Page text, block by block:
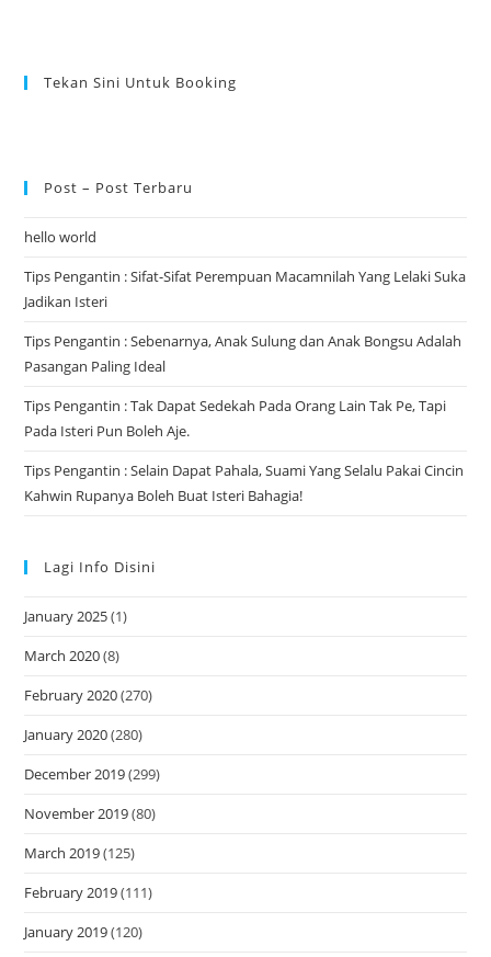
Tekan Sini Untuk Booking
Post – Post Terbaru
hello world
Tips Pengantin : Sifat-Sifat Perempuan Macamnilah Yang Lelaki Suka
Jadikan Isteri
Tips Pengantin : Sebenarnya, Anak Sulung dan Anak Bongsu Adalah
Pasangan Paling Ideal
Tips Pengantin : Tak Dapat Sedekah Pada Orang Lain Tak Pe, Tapi
Pada Isteri Pun Boleh Aje.
Tips Pengantin : Selain Dapat Pahala, Suami Yang Selalu Pakai Cincin
Kahwin Rupanya Boleh Buat Isteri Bahagia!
Lagi Info Disini
January 2025(1)
March 2020(8)
February 2020(270)
January 2020(280)
December 2019(299)
November 2019(80)
March 2019(125)
February 2019(111)
January 2019(120)